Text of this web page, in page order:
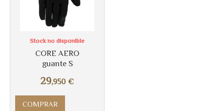
CORE AERO
guante S
29,950 €
Stock no disponible
COMPRAR